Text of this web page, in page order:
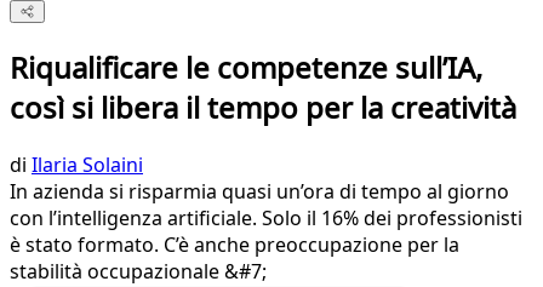
Riqualificare le competenze sull’IA,
così si libera il tempo per la creatività
di Ilaria Solaini
In azienda si risparmia quasi un’ora di tempo al giorno
con l’intelligenza artificiale. Solo il 16% dei professionisti
è stato formato. C’è anche preoccupazione per la
stabilità occupazionale &#7;